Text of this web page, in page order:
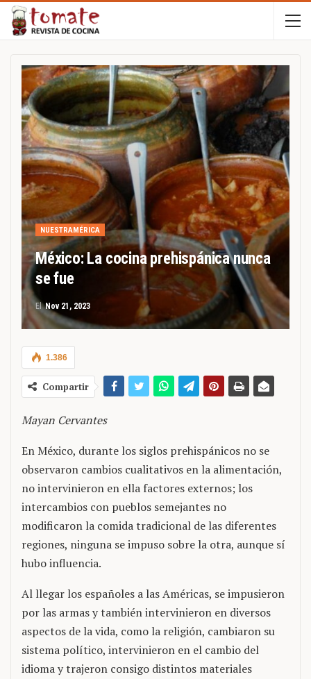
NUESTRAMÉRICA
México: La cocina prehispánica nunca
se fue
ElNov 21, 2023
1.386
Compartir
Mayan Cervantes
En México, durante los siglos prehispánicos no se
observaron cambios cualitativos en la alimentación,
no intervinieron en ella factores externos; los
intercambios con pueblos semejantes no
modificaron la comida tradicional de las diferentes
regiones, ninguna se impuso sobre la otra, aunque sí
hubo influencia.
Al llegar los españoles a las Américas, se impusieron
por las armas y también intervinieron en diversos
aspectos de la vida, como la religión, cambiaron su
sistema político, intervinieron en el cambio del
idioma y trajeron consigo distintos materiales